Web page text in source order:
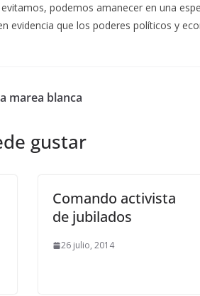
podemos amanecer en una
evidencia que los poderes políticos y
marea blanca
gustar
Comando activista
de jubilados
26 julio, 2014